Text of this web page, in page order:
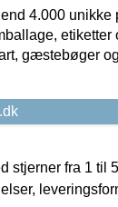
4.000 unikke
etiketter
gæstebøger
stjerner fra 1 til